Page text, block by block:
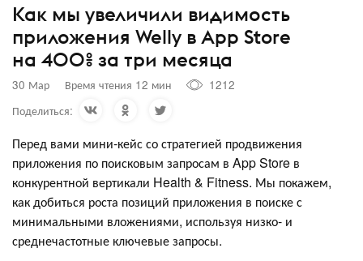
Как мы увеличили видимость
приложения Welly в App Store
на 400% за три месяца
30 Мар Время чтения 12 мин
1212
Поделиться:
Перед вами мини-кейс со стратегией продвижения
приложения по поисковым запросам в App Store в
конкурентной вертикали Health & Fitness. Мы покажем,
как добиться роста позиций приложения в поиске с
минимальными вложениями, используя низко- и
среднечастотные ключевые запросы.